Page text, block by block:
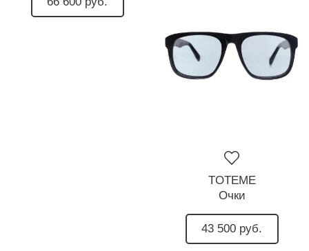
TOTEME
Очки
43 500 руб.